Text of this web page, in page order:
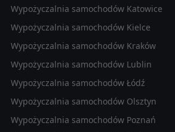
Wypożyczalnia samochodów Katowice
Wypożyczalnia samochodów Kielce
Wypożyczalnia samochodów Kraków
Wypożyczalnia samochodów Lublin
Wypożyczalnia samochodów Łódź
Wypożyczalnia samochodów Olsztyn
Wypożyczalnia samochodów Poznań